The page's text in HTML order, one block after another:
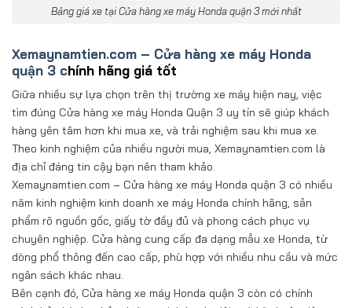
Bảng giá xe tại Cửa hàng xe máy Honda quận 3 mới nhất
Xemaynamtien.com – Cửa hàng xe máy Honda
quận 3 chính hãng giá tốt
Giữa nhiều sự lựa chọn trên thị trường xe máy hiện nay, việc
tìm đúng Cửa hàng xe máy Honda Quận 3 uy tín sẽ giúp khách
hàng yên tâm hơn khi mua xe, và trải nghiệm sau khi mua xe.
Theo kinh nghiệm của nhiều người mua, Xemaynamtien.com là
địa chỉ đáng tin cậy bạn nên tham khảo.
Xemaynamtien.com – Cửa hàng xe máy Honda quận 3 có nhiều
năm kinh nghiệm kinh doanh xe máy Honda chính hãng, sản
phẩm rõ nguồn gốc, giấy tờ đầy đủ và phong cách phục vụ
chuyên nghiệp. Cửa hàng cung cấp đa dạng mẫu xe Honda, từ
dòng phổ thông đến cao cấp, phù hợp với nhiều nhu cầu và mức
ngân sách khác nhau.
Bên cạnh đó, Cửa hàng xe máy Honda quận 3 còn có chính